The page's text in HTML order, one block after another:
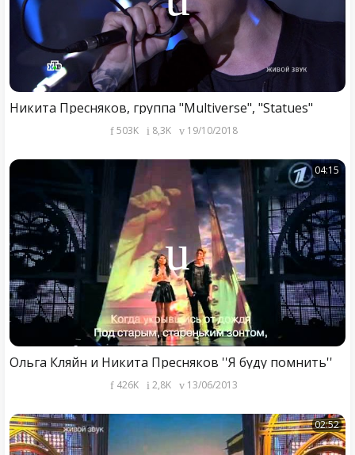
Никита Пресняков, группа "Multiverse", "Statues"
503K 8,3K 19/10/2018
04:15
Ольга Кляйн и Никита Пресняков ''Я буду помнить''
426K 2,8K 13/06/2013
02:52